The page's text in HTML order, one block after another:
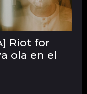
Riot for
ola en el